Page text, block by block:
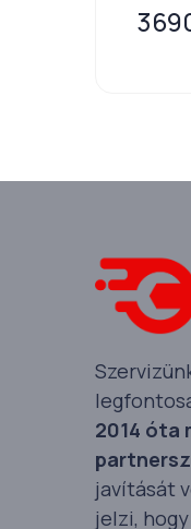
2014 óta
javítását
jelzi,